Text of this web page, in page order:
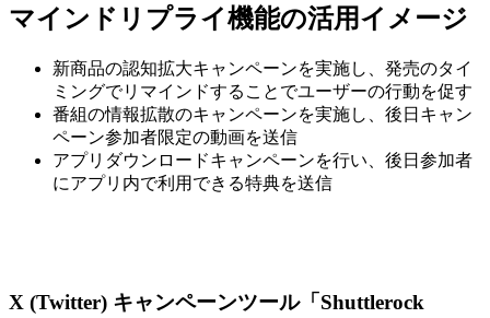
マインドリプライ機能の活用イメージ
新商品の認知拡大キャンペーンを実施し、発売のタイ
ミングでリマインドすることでユーザーの行動を促す
番組の情報拡散のキャンペーンを実施し、後日キャン
ペーン参加者限定の動画を送信
アプリダウンロードキャンペーンを行い、後日参加者
にアプリ内で利用できる特典を送信
X (Twitter) キャンペーンツール「Shuttlerock